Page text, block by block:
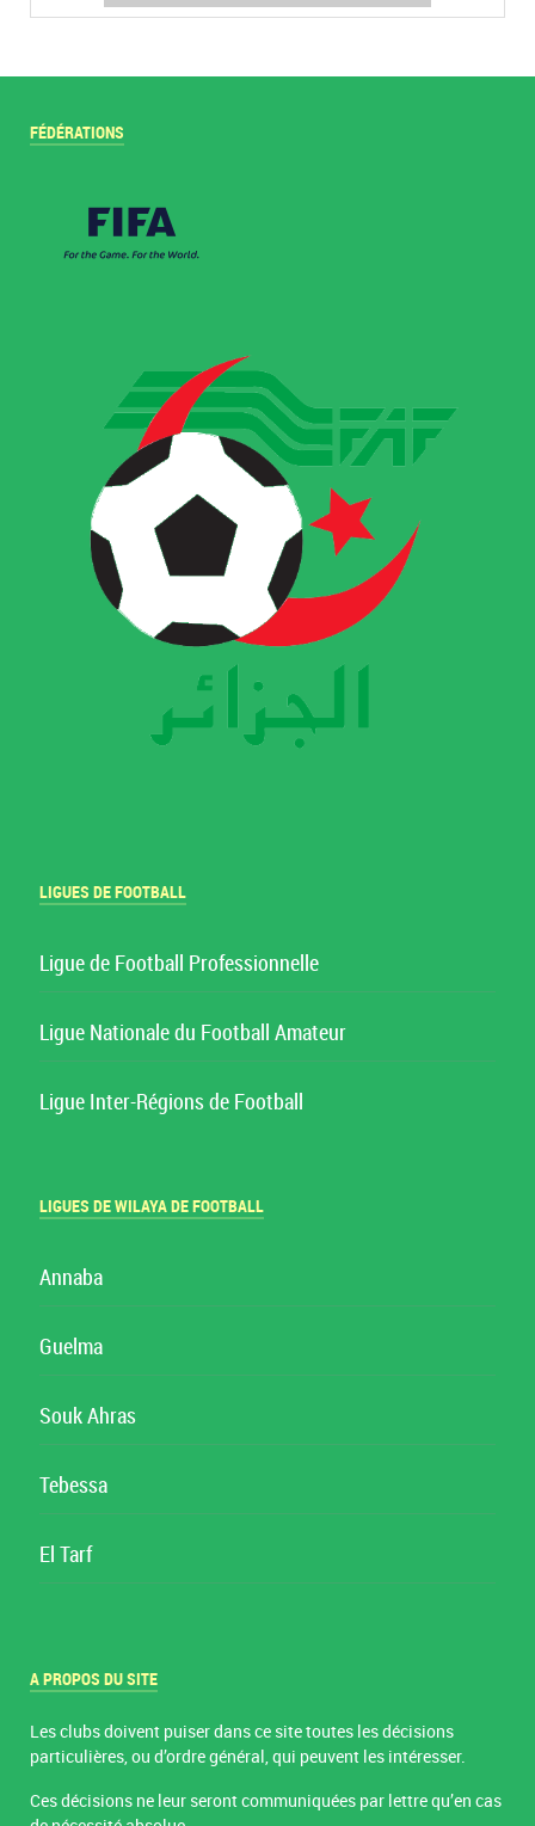
FÉDÉRATIONS
LIGUES DE FOOTBALL
Ligue de Football Professionnelle
Ligue Nationale du Football Amateur
Ligue Inter-Régions de Football
LIGUES DE WILAYA DE FOOTBALL
Annaba
Guelma
Souk Ahras
Tebessa
El Tarf
A PROPOS DU SITE
Les clubs doivent puiser dans ce site toutes les décisions
particulières, ou d’ordre général, qui peuvent les intéresser.
Ces décisions ne leur seront communiquées par lettre qu’en cas